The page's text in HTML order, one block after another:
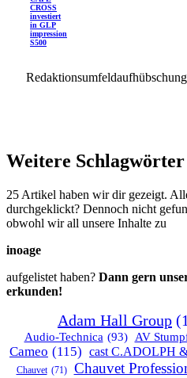
CROSS
investiert
in GLP
impression
S500
Redaktionsumfeldaufhübschung
Weitere
25 Artikel haben wir dir gezeigt.
durchgeklickt? Dennoch nicht
obwohl wir all unsere Inhalte zu
inoage
aufgelistet haben? Dann gern
erkunden!
Adam Hall Group
Audio-Technica (93) AV
Cameo (115) cast C.ADOLPH
Chauvet (71) Chauvet